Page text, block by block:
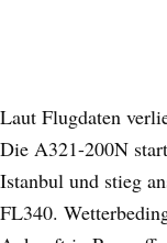
Laut Flugdaten
Die A321-200N
Istanbul und stieg
FL340.